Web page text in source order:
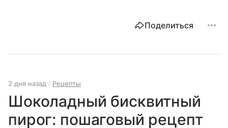
Поделиться
2 дня назад Рецепты
Шоколадный бисквитный
пирог: пошаговый рецепт